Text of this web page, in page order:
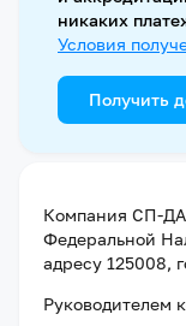
никаких
Условия
Получить
Компания СП-
Федеральной
адресу 125008,
Руководителем